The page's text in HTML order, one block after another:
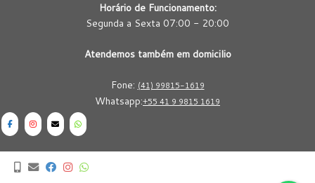
Horário de Funcionamento:
Segunda a Sexta 07:00 - 20:00
Atendemos também em domicilio
Fone: (41) 99815-1619
Whatsapp:+55 41 9 9815 1619